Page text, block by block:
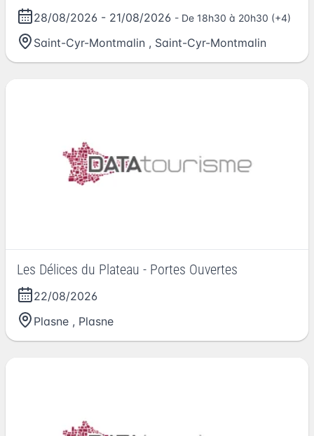
28/08/2026 - 21/08/2026 - De 18h30 à 20h30 (+4)
Saint-Cyr-Montmalin , Saint-Cyr-Montmalin
Les Délices du Plateau - Portes Ouvertes
22/08/2026
Plasne , Plasne